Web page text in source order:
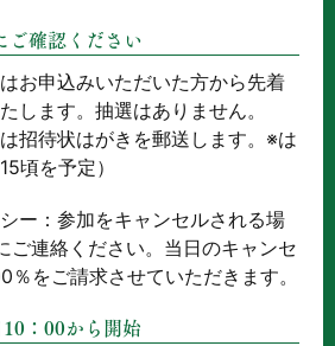
ご確認ください
お申込みいただいた方から先着
します。抽選はありません。
は招待状はがきを郵送します。※は
頃を予定）
ー：参加をキャンセルされる場
ご連絡ください。当日のキャンセ
％をご請求させていただきます。
：00から開始